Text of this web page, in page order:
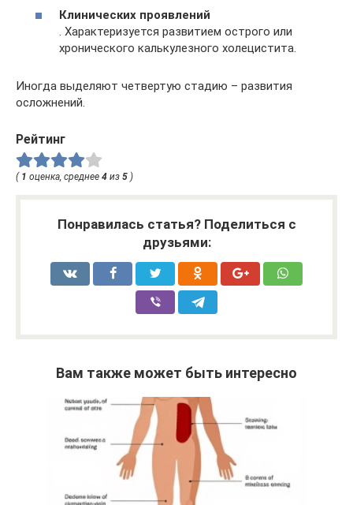
Клинических проявлений
. Характеризуется развитием острого или
хронического калькулезного холецистита.
Иногда выделяют четвертую стадию – развития
осложнений.
Рейтинг
( 1 оценка, среднее 4 из 5 )
Понравилась статья? Поделиться с
друзьями:
Вам также может быть интересно